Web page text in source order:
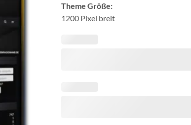
Theme Größe:
1200 Pixel breit